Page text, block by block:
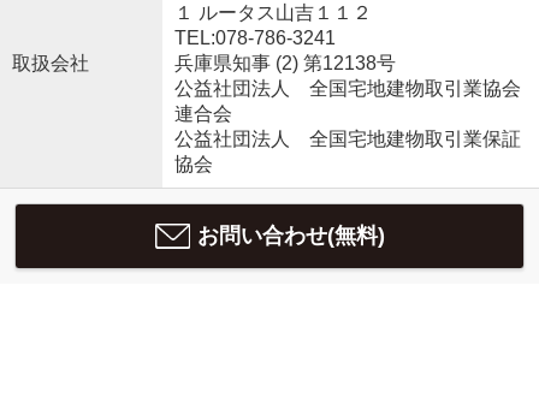
取扱会社
１ ルータス山吉１１２
TEL:078-786-3241
兵庫県知事 (2) 第12138号
公益社団法人 全国宅地建物取引業協会
連合会
公益社団法人 全国宅地建物取引業保証
協会
お問い合わせ(無料)